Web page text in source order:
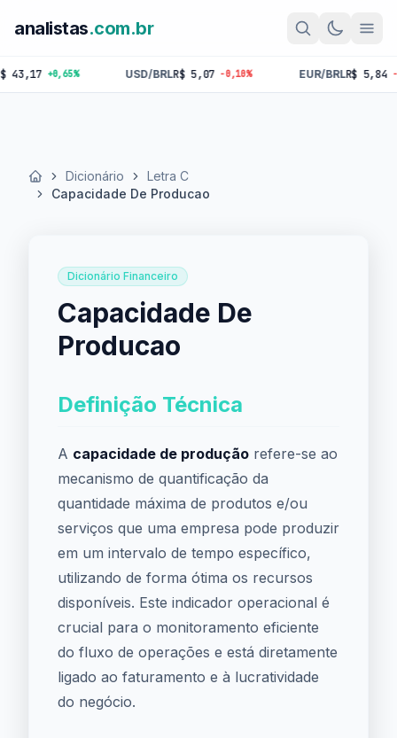
analistas.com.br
+0,65% USD/BRLR$ 5,07 -0,10% EUR/BRLR$ 5,84 -0,18%
Início Dicionário
Letra C
Capacidade De Producao
Dicionário Financeiro
Capacidade De
Producao
Definição Técnica
A capacidade de produção refere-se ao
mecanismo de quantificação da
quantidade máxima de produtos e/ou
serviços que uma empresa pode produzir
em um intervalo de tempo específico,
utilizando de forma ótima os recursos
disponíveis. Este indicador operacional é
crucial para o monitoramento eficiente
do fluxo de operações e está diretamente
ligado ao faturamento e à lucratividade
do negócio.